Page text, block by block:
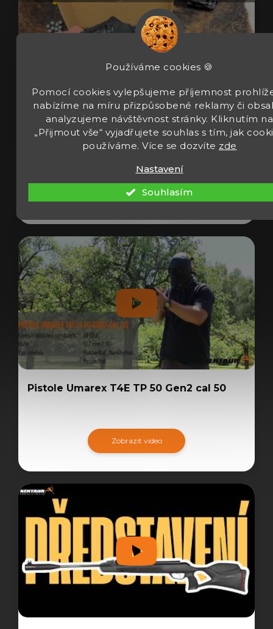
Používáme cookies 🍪
Pomocí cookies vylepšujeme příjemnost
nabízíme na míru přizpůsobené reklamy či
analyzujeme návštěvnost stránky. Kliknutím na
„Přijmout vše“ vyjadřujete souhlas s tím, jak
používáme. Více se dozvíte zde
Nastavení
Souhlasím
Revolver Umarex T4E TR 50 Gen2 cal 50
Zobrazit video
Pistole Umarex T4E TP 50 Gen2 cal 50
Zobrazit video